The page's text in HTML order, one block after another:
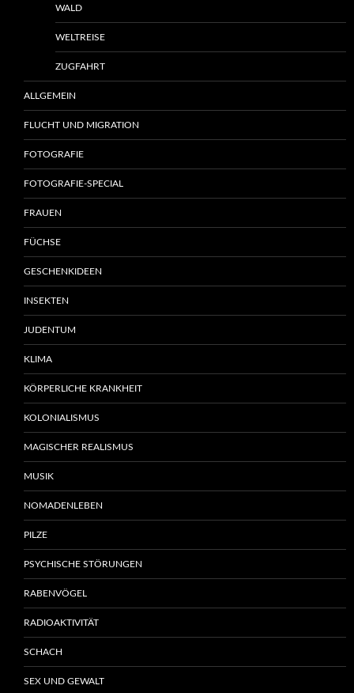
WALD
WELTREISE
ZUGFAHRT
ALLGEMEIN
FLUCHT UND MIGRATION
FOTOGRAFIE
FOTOGRAFIE-SPECIAL
FRAUEN
FÜCHSE
GESCHENKIDEEN
INSEKTEN
JUDENTUM
KLIMA
KÖRPERLICHE KRANKHEIT
KOLONIALISMUS
MAGISCHER REALISMUS
MUSIK
NOMADENLEBEN
PILZE
PSYCHISCHE STÖRUNGEN
RABENVÖGEL
RADIOAKTIVITÄT
SCHACH
SEX UND GEWALT